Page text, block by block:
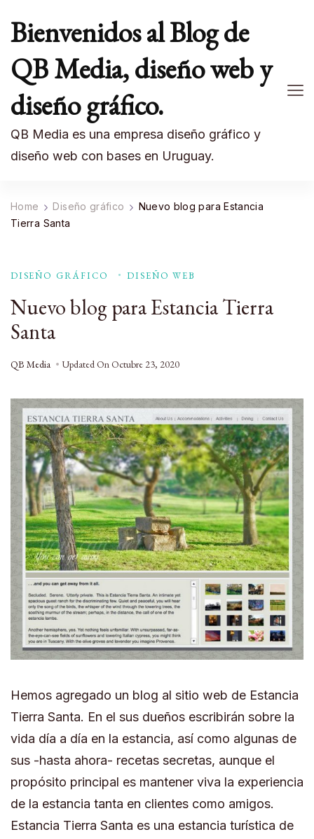
Bienvenidos al Blog de
QB Media, diseño web y
diseño gráfico.
QB Media es una empresa diseño gráfico y
diseño web con bases en Uruguay.
Home Diseño gráfico
Nuevo blog para Estancia
Tierra Santa
DISEÑO GRÁFICO DISEÑO WEB
Nuevo blog para Estancia Tierra
Santa
QB Media Updated OnOctubre 23, 2020
Hemos agregado un blog al sitio web de Estancia
Tierra Santa. En el sus dueños escribirán sobre la
vida día a día en la estancia, así como algunas de
sus -hasta ahora- recetas secretas, aunque el
propósito principal es mantener viva la experiencia
de la estancia tanta en clientes como amigos.
Estancia Tierra Santa es una estancia turística de